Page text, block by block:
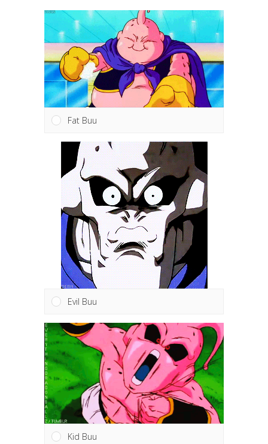
Fat Buu
Evil Buu
Kid Buu